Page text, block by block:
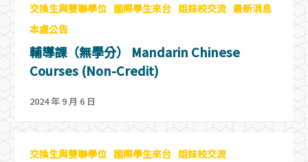
交換生與雙聯學位 國際學生來台 姐妹校交流 最新消息
本處公告
輔導課（無學分） Mandarin Chinese
Courses (Non-Credit)
2024 年 9 月 6 日
交換生與雙聯學位 國際學生來台 姐妹校交流